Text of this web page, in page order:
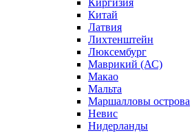
Киргизия
Китай
Латвия
Лихтенштейн
Люксембург
Маврикий (АС)
Макао
Мальта
Маршалловы острова
Нeвис
Нидерланды